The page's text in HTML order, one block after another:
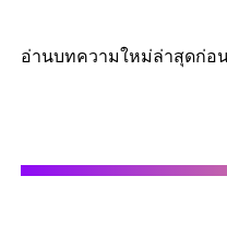
อ่านบทความใหม่ล่าสุดก่อน